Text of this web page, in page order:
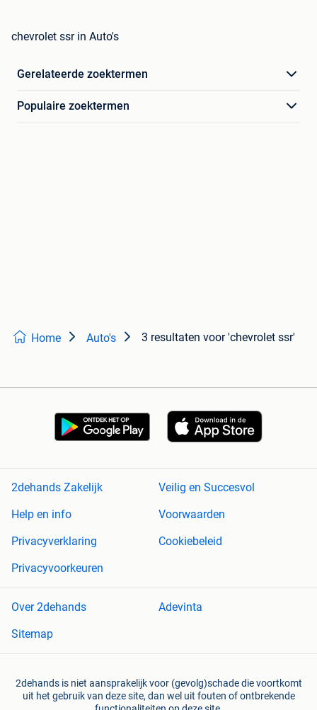
chevrolet ssr in Auto's
Gerelateerde zoektermen
Populaire zoektermen
Home Auto's 3 resultaten voor 'chevrolet ssr'
2dehands Zakelijk
Veilig en Succesvol
Help en info
Voorwaarden
Privacyverklaring
Cookiebeleid
Privacyvoorkeuren
Over 2dehands
Adevinta
Sitemap
2dehands is niet aansprakelijk voor (gevolg)schade die voortkomt
uit het gebruik van deze site, dan wel uit fouten of ontbrekende